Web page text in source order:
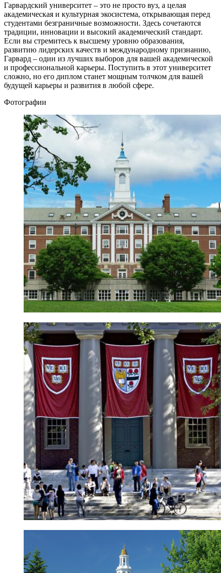
Гарвардский университет – это не просто вуз, а целая
академическая и культурная экосистема, открывающая перед
студентами безграничные возможности. Здесь сочетаются
традиции, инновации и высокий академический стандарт.
Если вы стремитесь к высшему уровню образования,
развитию лидерских качеств и международному признанию,
Гарвард – один из лучших выборов для вашей академической
и профессиональной карьеры. Поступить в этот университет
сложно, но его диплом станет мощным толчком для вашей
будущей карьеры и развития в любой сфере.
Фотографии